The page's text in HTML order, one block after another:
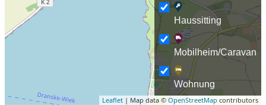
Leaflet | Map data © OpenStreetMap contributors
Haussitting
Mobilheim/Caravan
Wohnung